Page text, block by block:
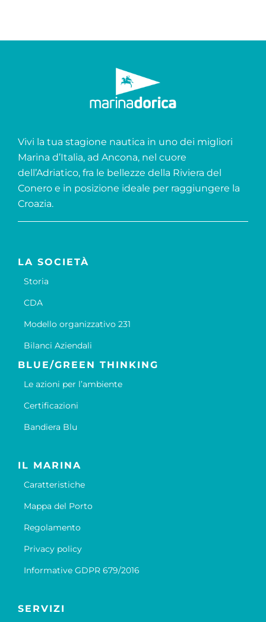
Vivi la tua stagione nautica in uno dei migliori
Marina d’Italia, ad Ancona, nel cuore
dell’Adriatico, fra le bellezze della Riviera del
Conero e in posizione ideale per raggiungere la
Croazia.
LA SOCIETÀ
Storia
CDA
Modello organizzativo 231
Bilanci Aziendali
BLUE/GREEN THINKING
Le azioni per l’ambiente
Certificazioni
Bandiera Blu
IL MARINA
Caratteristiche
Mappa del Porto
Regolamento
Privacy policy
Informative GDPR 679/2016
SERVIZI